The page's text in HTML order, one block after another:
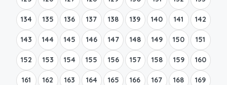
134 135 136 137 138 139 140 141 142
143 144 145 146 147 148 149 150 151
152 153 154 155 156 157 158 159 160
161 162 163 164 165 166 167 168 169